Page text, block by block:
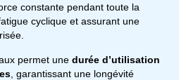
constante pendant toute la
cyclique et assurant une
permet une durée d’utilisation
, garantissant une longévité